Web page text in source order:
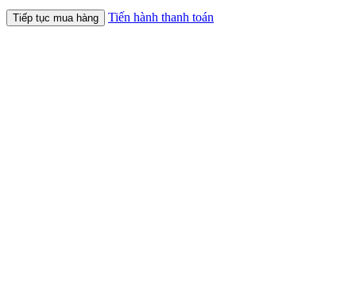
Tiếp tục mua hàng Tiến hành thanh toán